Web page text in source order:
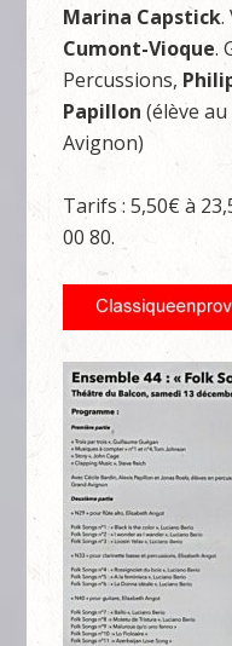
Marina Capstick.
Cumont-Vioque.
Percussions,
Papillon(élève
Avignon)
Tarifs : 5,50€ à
00 80.